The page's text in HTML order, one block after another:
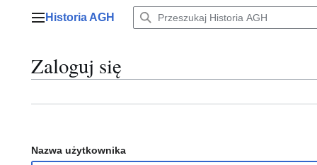
Menu główne
Historia AGH
Zaloguj się
Nazwa użytkownika